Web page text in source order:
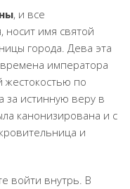
, и все
имя святой
города. Дева эта
императора
жестокостью по
за истинную веру в
канонизирована и с
и
войти внутрь. В